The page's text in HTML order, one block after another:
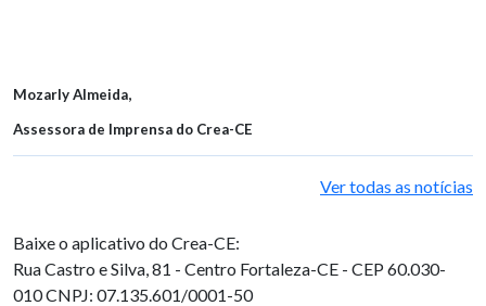
Mozarly Almeida,
Assessora de Imprensa do Crea-CE
Ver todas as notícias
Baixe o aplicativo do Crea-CE:
Rua Castro e Silva, 81 - Centro Fortaleza-CE - CEP 60.030-
010CNPJ: 07.135.601/0001-50